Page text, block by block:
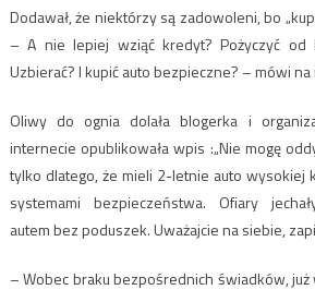
Dodawał, że niektórzy są zadowoleni, bo
– A nie lepiej wziąć kredyt? Pożyczyć od
Uzbierać? I kupić auto bezpieczne? – mówi na
Oliwy do ognia dolała blogerka i
internecie opublikowała wpis :„Nie mogę
tylko dlatego, że mieli 2-letnie auto wysokiej
systemami bezpieczeństwa. Ofiary
autem bez poduszek. Uważajcie na siebie,
– Wobec braku bezpośrednich świadków,